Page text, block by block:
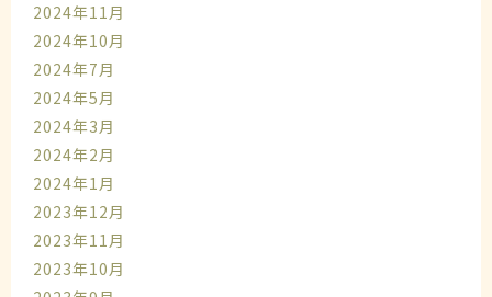
2024年11月
2024年10月
2024年7月
2024年5月
2024年3月
2024年2月
2024年1月
2023年12月
2023年11月
2023年10月